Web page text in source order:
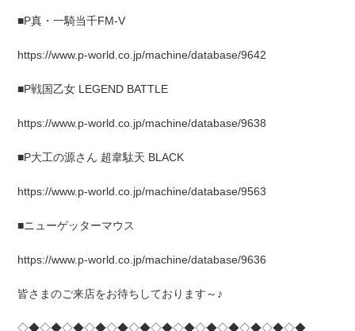
■P真・一騎当千FM-V
https://www.p-world.co.jp/machine/database/9642
■P戦国乙女 LEGEND BATTLE
https://www.p-world.co.jp/machine/database/9638
■P大工の源さん 超韋駄天 BLACK
https://www.p-world.co.jp/machine/database/9563
■ニューゲッターマウス
https://www.p-world.co.jp/machine/database/9636
皆さまのご来店をお待ちしております～♪
◇◆◇◆◇◆◇◆◇◆◇◆◇◆◇◆◇◆◇◆◇◆◇◆◇◆